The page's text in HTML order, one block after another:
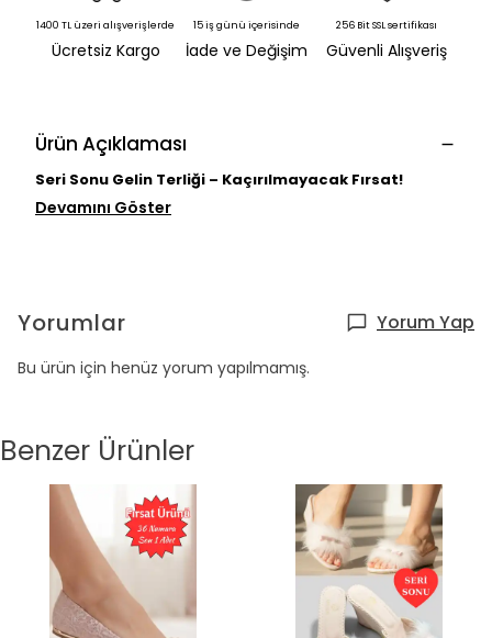
1400 TL üzeri alışverişlerde
Ücretsiz Kargo
15 iş günü içerisinde
İade ve Değişim
256 Bit SSL sertifikası
Güvenli Alışveriş
Ürün Açıklaması
Seri Sonu Gelin Terliği – Kaçırılmayacak Fırsat!
Devamını Göster
Yorumlar Yorum Yap
Bu ürün için henüz yorum yapılmamış.
Benzer Ürünler